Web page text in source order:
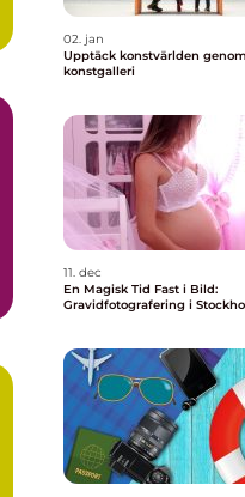
02. jan
Upptäck konstvärlden
konstgalleri
11. dec
En Magisk Tid Fast i Bild:
Gravidfotografering i